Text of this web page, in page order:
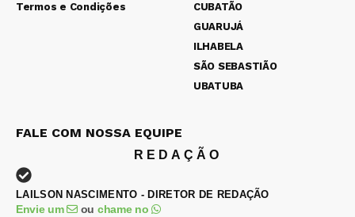
Termos e Condições
CUBATÃO
GUARUJÁ
ILHABELA
SÃO SEBASTIÃO
UBATUBA
FALE COM NOSSA EQUIPE
REDAÇÃO
LAILSON NASCIMENTO - DIRETOR DE REDAÇÃO
Envie um ou chame no